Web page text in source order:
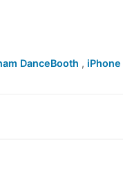
DanceBooth , iPhone